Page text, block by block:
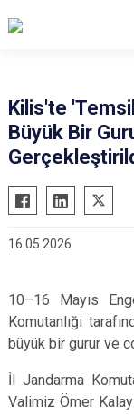
Kilis'te
Büyük Bir
16.05.2026
10–16 Mayıs
Komutanlığı
büyük bir gurur ve
İl Jandarma
Valimiz Ömer